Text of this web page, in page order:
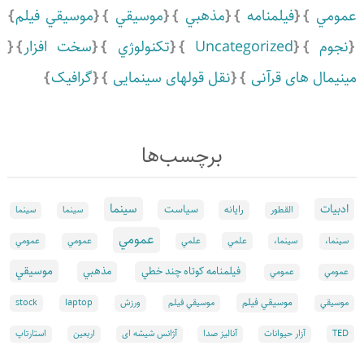
فیلمنامه مذهبي موسيقي
موسيقي فيلم
نجوم
Uncategorized تكنولوژي
سخت افزار
های قرآنی
نقل قولهای سینمایی گرافیک
برچسب‌ها
ادبيات القطور رايانه سياست سينما سينما سينما
سینما، سینما، علمي علمي عمومي عمومي عمومي
عمومي عمومي فيلمنامه كوتاه چند خطي مذهبي موسيقي
موسيقي موسيقي فيلم موسيقي فيلم ورزش laptop
stock
TED آزار حیوانات آنالیز صدا آژانس شیشه ای اربعین استارتاپ